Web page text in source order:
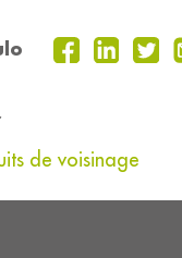
de voisinage